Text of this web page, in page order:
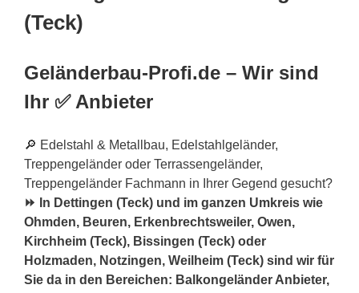
(Teck)
Geländerbau-Profi.de – Wir sind
Ihr ✅ Anbieter
🔎 Edelstahl & Metallbau, Edelstahlgeländer,
Treppengeländer oder Terrassengeländer,
Treppengeländer Fachmann in Ihrer Gegend gesucht?
⏩ In Dettingen (Teck) und im ganzen Umkreis wie
Ohmden, Beuren, Erkenbrechtsweiler, Owen,
Kirchheim (Teck), Bissingen (Teck) oder
Holzmaden, Notzingen, Weilheim (Teck) sind wir für
Sie da in den Bereichen: Balkongeländer Anbieter,